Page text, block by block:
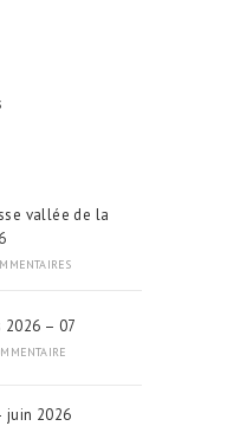
vallée de la
2026 – 07
juin 2026